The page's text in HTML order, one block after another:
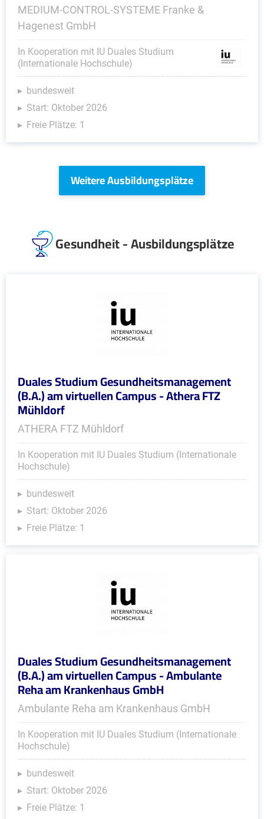
MEDIUM-CONTROL-SYSTEME Franke &
Hagenest GmbH
In Kooperation mit IU Duales Studium
(Internationale Hochschule)
bundesweit
Start: Oktober 2026
Freie Plätze: 1
Weitere Ausbildungsplätze
Gesundheit - Ausbildungsplätze
Duales Studium Gesundheitsmanagement
(B.A.) am virtuellen Campus - Athera FTZ
Mühldorf
ATHERA FTZ Mühldorf
In Kooperation mit IU Duales Studium (Internationale
Hochschule)
bundesweit
Start: Oktober 2026
Freie Plätze: 1
Duales Studium Gesundheitsmanagement
(B.A.) am virtuellen Campus - Ambulante
Reha am Krankenhaus GmbH
Ambulante Reha am Krankenhaus GmbH
In Kooperation mit IU Duales Studium (Internationale
Hochschule)
bundesweit
Start: Oktober 2026
Freie Plätze: 1